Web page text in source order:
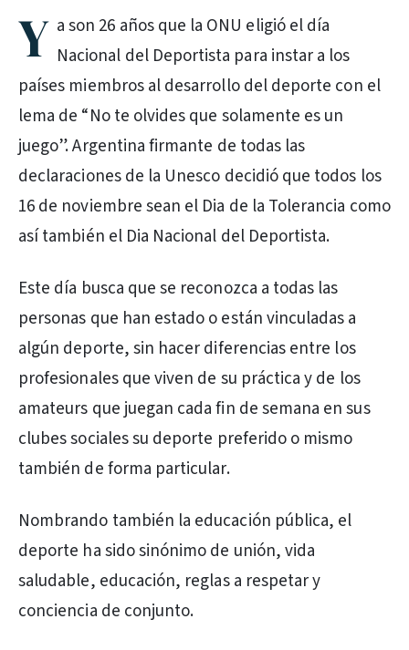
Y a son 26 años que la ONU eligió el día
Nacional del Deportista para instar a los
países miembros al desarrollo del deporte con el
lema de “No te olvides que solamente es un
juego”. Argentina firmante de todas las
declaraciones de la Unesco decidió que todos los
16 de noviembre sean el Dia de la Tolerancia como
así también el Dia Nacional del Deportista.
Este día busca que se reconozca a todas las
personas que han estado o están vinculadas a
algún deporte, sin hacer diferencias entre los
profesionales que viven de su práctica y de los
amateurs que juegan cada fin de semana en sus
clubes sociales su deporte preferido o mismo
también de forma particular.
Nombrando también la educación pública, el
deporte ha sido sinónimo de unión, vida
saludable, educación, reglas a respetar y
conciencia de conjunto.